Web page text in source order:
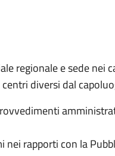
regionale e sede nei
diversi dal
rapporti con la